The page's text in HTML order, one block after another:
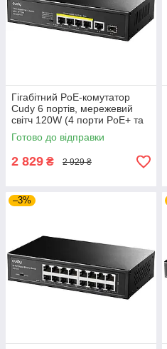
Гігабітний PoE-комутатор
Cudy 6 портів, мережевий
світч 120W (4 порти PoE+ та
SFP-слот)
Готово до відправки
2 829 ₴ 2 929 ₴
–3%